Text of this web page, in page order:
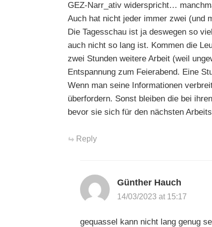
GEZ-Narr_ativ widerspricht…
Auch hat nicht jeder immer zwei (und
Die Tagesschau ist ja deswegen so
auch nicht so lang ist. Kommen die
zwei Stunden weitere Arbeit (weil
Entspannung zum Feierabend. Eine
Wenn man seine Informationen
überfordern. Sonst bleiben die bei
bevor sie sich für den nächsten
Reply
Günther Hauch
14/03/2023 at 15:17
gequassel kann nicht lang genug